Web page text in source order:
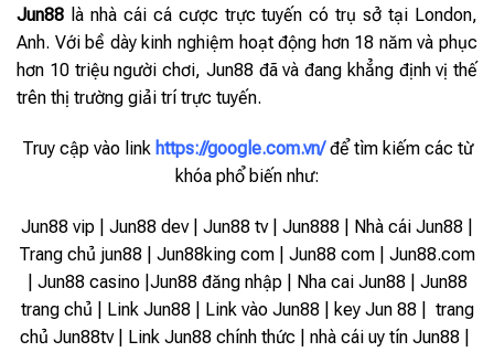
Jun88 là nhà cái cá cược trực tuyến có trụ sở tại London,
Anh. Với bề dày kinh nghiệm hoạt động hơn 18 năm và phục
hơn 10 triệu người chơi, Jun88 đã và đang khẳng định vị thế
trên thị trường giải trí trực tuyến.
Truy cập vào link https://google.com.vn/ để tìm kiếm các từ
khóa phổ biến như:
Jun88 vip | Jun88 dev | Jun88 tv | Jun888 | Nhà cái Jun88 |
Trang chủ jun88 | Jun88king com | Jun88 com | Jun88.com
| Jun88 casino |Jun88 đăng nhập | Nha cai Jun88 | Jun88
trang chủ | Link Jun88 | Link vào Jun88 |
key Jun 88 | trang
chủ Jun88tv | Link Jun88 chính thức | nhà cái uy tín Jun88 |